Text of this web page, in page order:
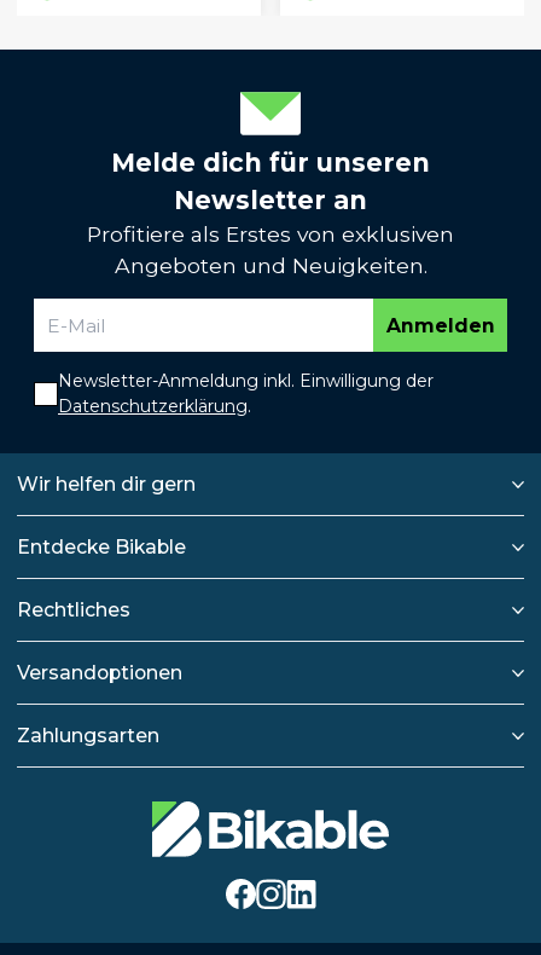
Melde dich für unseren
Newsletter an
Profitiere als Erstes von exklusiven
Angeboten und Neuigkeiten.
Anmelden
Newsletter-Anmeldung inkl. Einwilligung der
Datenschutzerklärung.
Wir helfen dir gern
Entdecke Bikable
Rechtliches
Versandoptionen
Zahlungsarten